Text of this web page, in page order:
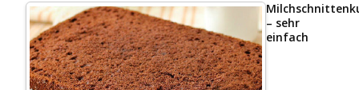
– sehr
einfach